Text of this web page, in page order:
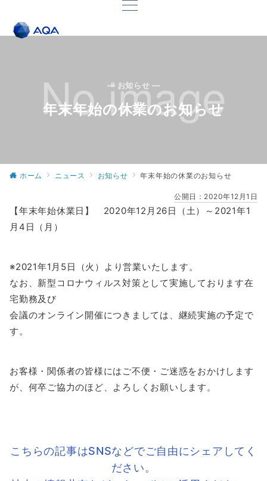
— お知らせ —
年末年始の休業のお知らせ
ホーム ニュース お知らせ 年末年始の休業のお知らせ
公開日： 2020年12月1日
【年末年始休業日】 2020年12月26日（土）～2021年1
月4日（月）
※2021年1月5日（火）より営業いたします。
なお、新型コロナウィルス対策として実施しております在
宅勤務及び
会議のオンライン開催につきましては、継続実施の予定で
す。
お客様・関係者の皆様にはご不便・ご迷惑をおかけします
が、何卒ご協力のほど、よろしくお願いします。
こちらの記事はSNSなどでご⾃由にシェアしてく
ださい。